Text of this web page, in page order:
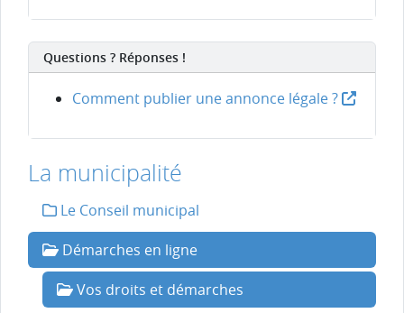
Questions ? Réponses !
Comment publier une annonce légale ?
La municipalité
Le Conseil municipal
Démarches en ligne
Vos droits et démarches